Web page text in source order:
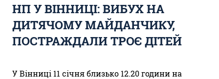
НП У ВІННИЦІ: ВИБУХ НА
ДИТЯЧОМУ МАЙДАНЧИКУ,
ПОСТРАЖДАЛИ ТРОЄ ДІТЕЙ
У Вінниці 11 січня близько 12.20 години на